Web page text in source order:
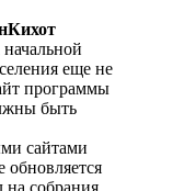
еще не
программы
быть
сайтами
обновляется
на собрания